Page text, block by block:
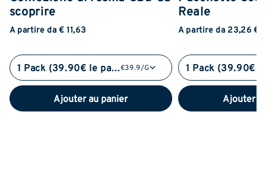
scoprire
A partire da € 11,63
1 Pack (39.90€ le pack)€39.9/G
Ajouter au panier
Reale
A partire da 23,26 €
Ajouter